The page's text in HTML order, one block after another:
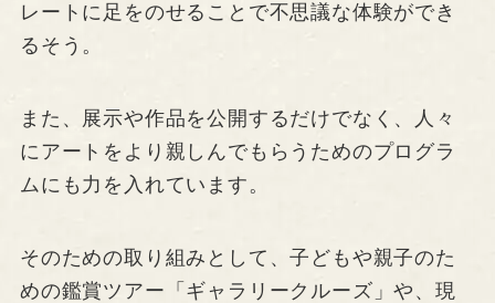
レートに足をのせることで不思議な体験ができ
るそう。
また、展示や作品を公開するだけでなく、人々
にアートをより親しんでもらうためのプログラ
ムにも力を入れています。
そのための取り組みとして、子どもや親子のた
めの鑑賞ツアー「ギャラリークルーズ」や、現